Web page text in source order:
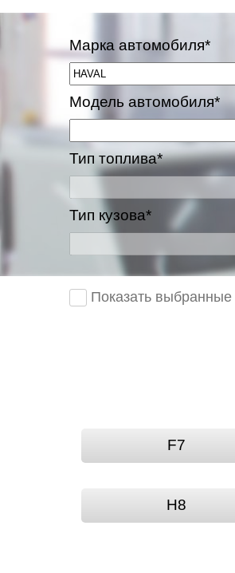
Марка автомобиля*
Модель автомобиля*
Тип топлива*
Тип кузова*
Показать выбранные
F7
H8